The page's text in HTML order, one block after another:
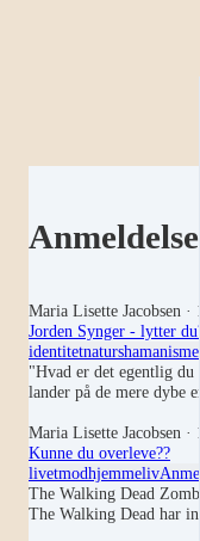
Anmeldelse
Maria Lisette Jacobsen ·
Jorden Synger - lytter
identitetnaturshamanisme
"Hvad er det egentlig
lander på de mere dybe
Maria Lisette Jacobsen ·
Kunne du overleve??
livetmodhjemmeliv
The Walking Dead
The Walking Dead har